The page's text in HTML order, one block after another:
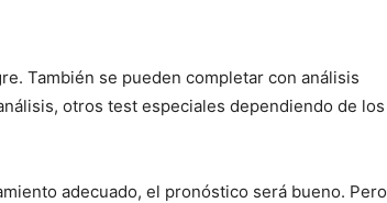
También se pueden completar con análisis
otros test especiales dependiendo de los
adecuado, el pronóstico será bueno. Pero